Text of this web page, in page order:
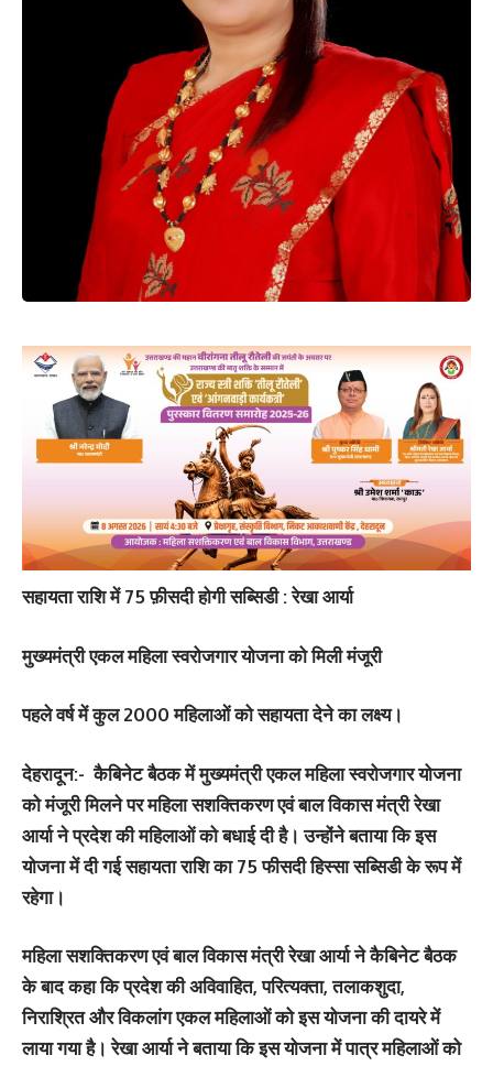
सहायता राशि में 75 फ़ीसदी होगी सब्सिडी : रेखा आर्या
मुख्यमंत्री एकल महिला स्वरोजगार योजना को मिली मंजूरी
पहले वर्ष में कुल 2000 महिलाओं को सहायता देने का लक्ष्य।
देहरादून:- कैबिनेट बैठक में मुख्यमंत्री एकल महिला स्वरोजगार योजना
को मंजूरी मिलने पर महिला सशक्तिकरण एवं बाल विकास मंत्री रेखा
आर्या ने प्रदेश की महिलाओं को बधाई दी है। उन्होंने बताया कि इस
योजना में दी गई सहायता राशि का 75 फीसदी हिस्सा सब्सिडी के रूप में
रहेगा।
महिला सशक्तिकरण एवं बाल विकास मंत्री रेखा आर्या ने कैबिनेट बैठक
के बाद कहा कि प्रदेश की अविवाहित, परित्यक्ता, तलाकशुदा,
निराश्रित और विकलांग एकल महिलाओं को इस योजना की दायरे में
लाया गया है। रेखा आर्या ने बताया कि इस योजना में पात्र महिलाओं को